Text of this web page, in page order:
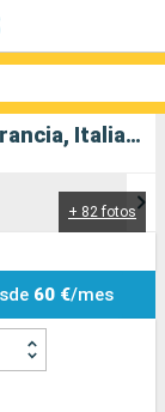
Crucero MSC Sinfonia: Mallorca, Francia, Italia, España salida desde Valencia
+ 82 fotos
60 €/mes